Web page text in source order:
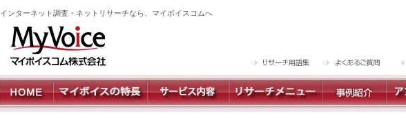
インターネット調査・ネットリサーチなら、マイボイスコムへ